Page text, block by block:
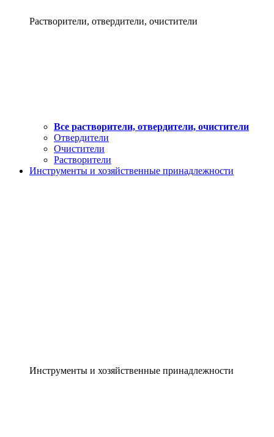
Растворители, отвердители, очистители
Все растворители, отвердители, очистители
Отвердители
Очистители
Растворители
Инструменты и хозяйственные принадлежности
Инструменты и хозяйственные принадлежности